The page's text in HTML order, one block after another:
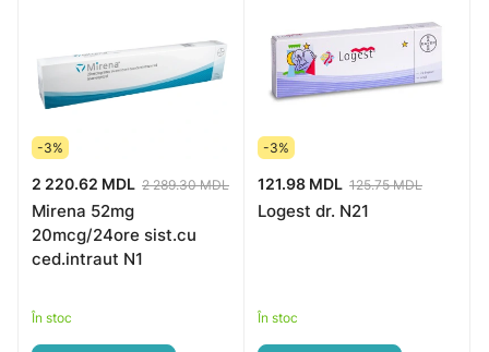
-3%
2 220.62 MDL 2 289.30 MDL
Mirena 52mg
20mcg/24ore sist.cu
ced.intraut N1
În stoc
-3%
121.98 MDL 125.75 MDL
Logest dr. N21
În stoc